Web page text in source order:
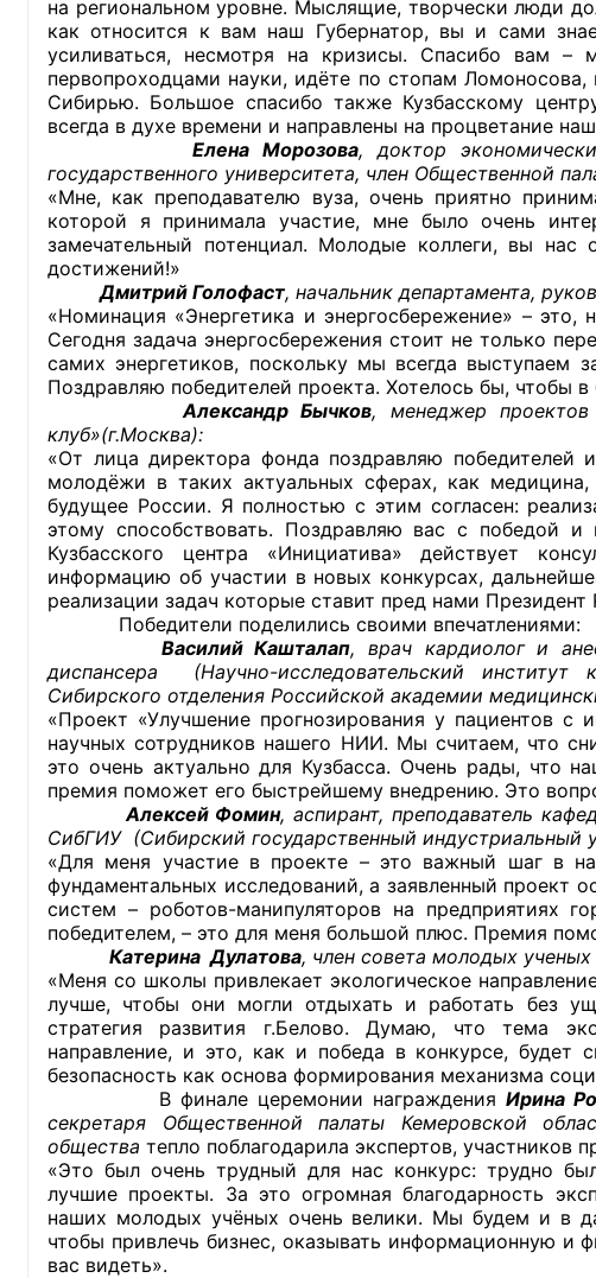
Общественный штаб
Члены ОП КО
Регламент ОП КО
Кодекс этики ОП КО
Положения
Соглашения
Порядок работы ЦОН
Аппарат ОП КО
УСТАВ ГКУ “АППАРАТ ОП КО”
Доходы руководителя за 2024 г.
на региональном уровне. Мыслящие, творчески люди
как относится к вам наш Губернатор, вы и сами
усиливаться, несмотря на кризисы. Спасибо вам
первопроходцами науки, идёте по стопам
Сибирью. Большое спасибо также Кузбасскому
всегда в духе времени и направлены на процветание
Елена Морозова, доктор
государственного университета, член Общественной
«Мне, как преподавателю вуза, очень приятно
которой я принимала участие, мне было очень
замечательный потенциал. Молодые коллеги, вы
достижений!»
Дмитрий Голофаст, начальник департамента,
«Номинация «Энергетика и энергосбережение» – это,
Сегодня задача энергосбережения стоит не только
самих энергетиков, поскольку мы всегда выступаем
Поздравляю победителей проекта. Хотелось бы, чтобы
Александр Бычков, менеджер проектов
клуб»(г.Москва):
«От лица директора фонда поздравляю
молодёжи в таких актуальных сферах, как
будущее России. Я полностью с этим согласен:
этому способствовать. Поздравляю вас с победой
Кузбасского центра «Инициатива» действует
информацию об участии в новых конкурсах,
реализации задач которые ставит пред нами
Победители поделились своими впечатлениями:
Василий Кашталап,
врач кардиолог и
диспансера (Научно-исследовательский институт
Сибирского отделения Российской академии
«Проект «Улучшение прогнозирования у пациентов
научных сотрудников нашего НИИ. Мы считаем, что
это очень актуально для Кузбасса. Очень рады, что
премия поможет его быстрейшему внедрению. Это
Алексей Фомин, аспирант, преподаватель
СибГИУ (Сибирский государственный индустриальный
«Для меня участие в проекте – это важный шаг в
фундаментальных исследований, а заявленный проект
систем – роботов-манипуляторов на предприятиях
победителем, – это для меня большой плюс. Премия
Катерина Дулатова, член совета молодых
«Меня со школы привлекает экологическое
лучше, чтобы они могли отдыхать и работать без
стратегия развития г.Белово. Думаю, что тема
направление, и это, как и победа в конкурсе, будет
безопасность как основа формирования механизма
В финале церемонии награждения Ирина
секретаря Общественной палаты Кемеровской
общества тепло поблагодарила экспертов, участников
«Это был очень трудный для нас конкурс: трудно
лучшие проекты. За это огромная благодарность
наших молодых учёных очень велики. Мы будем и в
чтобы привлечь бизнес, оказывать информационную и
вас видеть».